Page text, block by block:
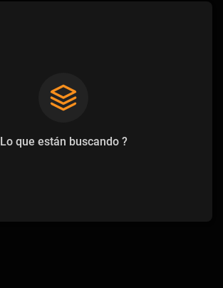
Lo que están buscando ?